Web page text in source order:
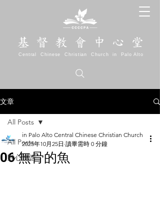
基 督 教 會 中 心 堂
Central Chinese Christian Church in Palo Alto
文章
All Posts
對心說話
All Posts
06 無骨的魚
in Palo Alto Central Chinese Christian Church
2025年10月25日 讀畢需時 0 分鐘